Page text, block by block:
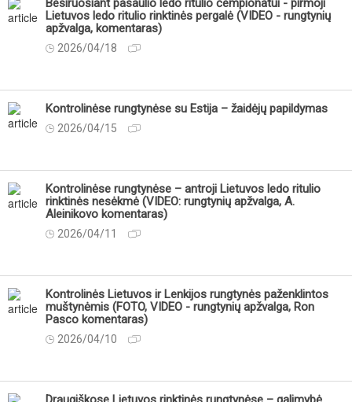
Besiruošiant pasaulio ledo ritulio čempionatui - pirmoji
Lietuvos ledo ritulio rinktinės pergalė (VIDEO - rungtynių
apžvalga, komentaras)
2026/04/18
Kontrolinėse rungtynėse su Estija – žaidėjų papildymas
2026/04/15
Kontrolinėse rungtynėse – antroji Lietuvos ledo ritulio
rinktinės nesėkmė (VIDEO: rungtynių apžvalga, A.
Aleinikovo komentaras)
2026/04/11
Kontrolinės Lietuvos ir Lenkijos rungtynės paženklintos
muštynėmis (FOTO, VIDEO - rungtynių apžvalga, Ron
Pasco komentaras)
2026/04/10